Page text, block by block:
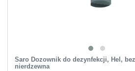
Saro Dozownik do dezynfekcji, Hel,
nierdzewna